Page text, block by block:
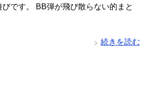
です。 BB弾が飛び散らない的まと
続きを読む